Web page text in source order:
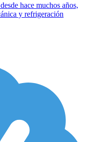
hace muchos años,
y refrigeración